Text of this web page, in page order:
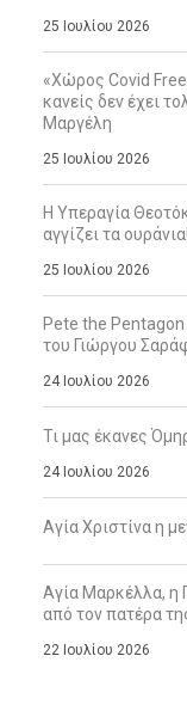
25 Ιουλίου 2026
«Χώρος Covid
κανείς δεν έχει
Μαργέλη
25 Ιουλίου 2026
Η Υπεραγία
αγγίζει τα ουράνια!
25 Ιουλίου 2026
Pete the Pentagon
του Γιώργου
24 Ιουλίου 2026
Τι μας έκανες
24 Ιουλίου 2026
Αγία Χριστίνα η
Αγία Μαρκέλλα, η
από τον πατέρα
22 Ιουλίου 2026